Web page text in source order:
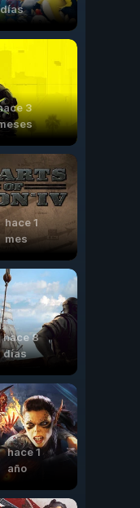
días
3
hace 1
mes
hace 8
días
hace 1
año